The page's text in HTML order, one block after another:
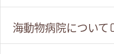
海動物病院について